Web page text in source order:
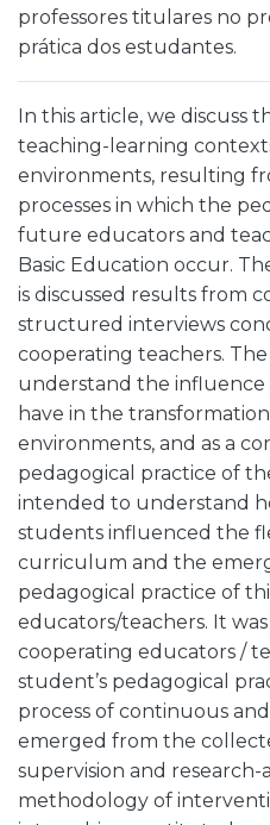
professores titulares no
prática dos estudantes.
In this article, we discuss
teaching-learning
environments, resulting
processes in which the
future educators and
Basic Education occur.
is discussed results from
structured interviews
cooperating teachers.
understand the
have in the
environments, and as a
pedagogical practice of
intended to understand
students influenced the
curriculum and the
pedagogical practice of
educators/teachers. It
cooperating educators /
student’s pedagogical
process of continuous
emerged from the
supervision and research-
methodology of